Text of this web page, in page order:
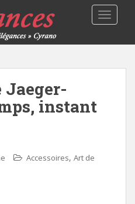
Jaeger-
instant
Accessoires, Art de